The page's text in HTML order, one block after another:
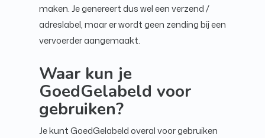
maken. Je genereert dus wel een verzend /
adreslabel, maar er wordt geen zending bij een
vervoerder aangemaakt.
Waar kun je
GoedGelabeld voor
gebruiken?
Je kunt GoedGelabeld overal voor gebruiken